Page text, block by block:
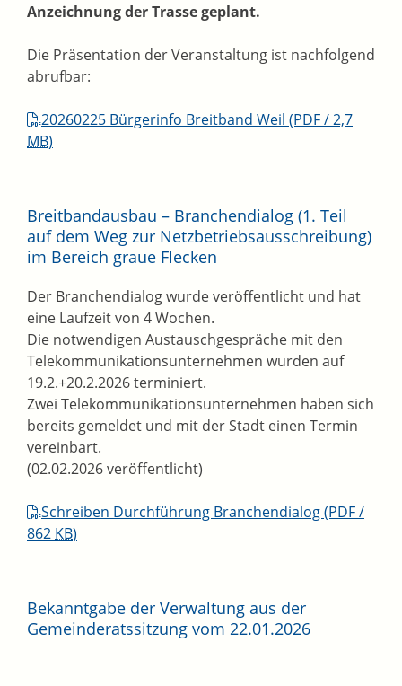
Anzeichnung der Trasse geplant.
Die Präsentation der Veranstaltung ist nachfolgend
abrufbar:
20260225 Bürgerinfo Breitband Weil (PDF / 2,7
MB)
Breitbandausbau – Branchendialog (1. Teil
auf dem Weg zur Netzbetriebsausschreibung)
im Bereich graue Flecken
Der Branchendialog wurde veröffentlicht und hat
eine Laufzeit von 4 Wochen.
Die notwendigen Austauschgespräche mit den
Telekommunikationsunternehmen wurden auf
19.2.+20.2.2026 terminiert.
Zwei Telekommunikationsunternehmen haben sich
bereits gemeldet und mit der Stadt einen Termin
vereinbart.
(02.02.2026 veröffentlicht)
Schreiben Durchführung Branchendialog(PDF /
862 KB)
Bekanntgabe der Verwaltung aus der
Gemeinderatssitzung vom 22.01.2026